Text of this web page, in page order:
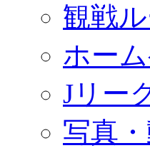
観戦
ホー
Jリー
写真